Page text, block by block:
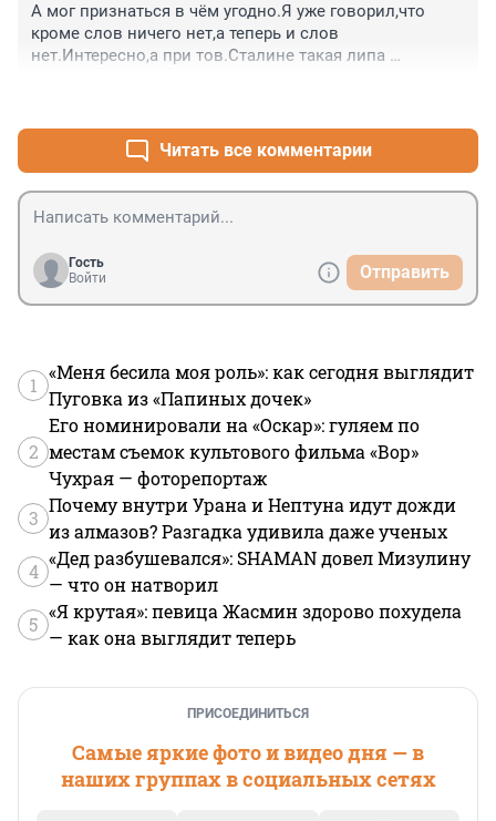
А мог признаться в чём угодно.Я уже говорил,что
кроме слов ничего нет,а теперь и слов
нет.Интересно,а при тов.Сталине такая липа
Читать все комментарии
Гость
Войти
Отправить
1
«Меня бесила моя роль»: как сегодня выглядит
Пуговка из «Папиных дочек»
2
Его номинировали на «Оскар»: гуляем по
местам съемок культового фильма «Вор»
Чухрая — фоторепортаж
3
Почему внутри Урана и Нептуна идут дожди
из алмазов? Разгадка удивила даже ученых
4
«Дед разбушевался»: SHAMAN довел Мизулину
— что он натворил
5
«Я крутая»: певица Жасмин здорово похудела
— как она выглядит теперь
ПРИСОЕДИНИТЬСЯ
Самые яркие фото и видео дня — в
наших группах в социальных сетях